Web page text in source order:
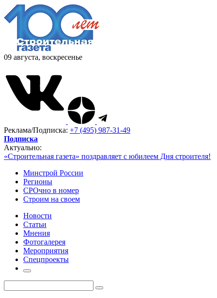
09 августа, воскресенье
Реклама/Подписка: +7 (495) 987-31-49
Подписка
Актуально:
«Строительная газета» поздравляет с юбилеем Дня строителя!
Минстрой России
Регионы
СРОчно в номер
Строим на своем
Новости
Статьи
Мнения
Фотогалерея
Мероприятия
Спецпроекты